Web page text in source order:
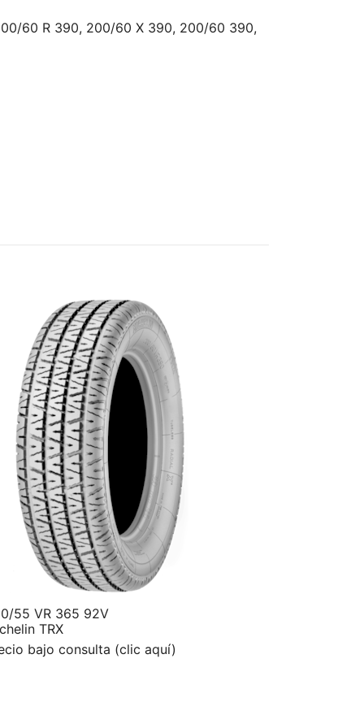
60 R 390, 200/60 X 390, 200/60 390,
55 VR 365 92V
TRX
bajo consulta (clic aquí)